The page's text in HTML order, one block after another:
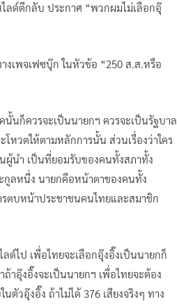
ไลด์ตีกลับ ประกาศ “พวกผมไม่เลือกอุ๊
เพจเฟซบุ๊ก ในหัวข้อ “250 ส.ส.หรือ
นก็ควรจะเป็นนายกฯ ควรจะเป็นรัฐบาล
หวตให้ตามหลักการนั้น ส่วนเรื่องว่าใคร
ผู้นำ เป็นที่ยอมรับของคนทั้งสภาทั้ง
กูลหนึ่ง นายกคือหน้าตาของคนทั้ง
รตบหน้าประชาชนคนไทยและสมาชิก
ด์ไป เพื่อไทยจะเลือกอุ๊งอิ๊งเป็นนายกก็
าอุ๊งอิ๊งจะเป็นนายกฯ เพื่อไทยจะต้อง
ตัวอุ๊งอิ๊ง ถ้าไม่ได้ 376 เสียงจริงๆ ทาง